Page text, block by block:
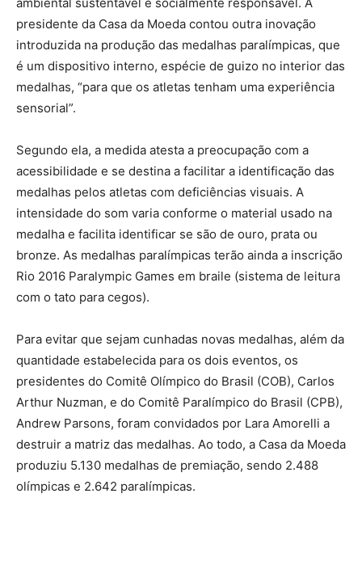
presidente da Casa da Moeda contou outra inovação
introduzida na produção das medalhas paralímpicas, que
é um dispositivo interno, espécie de guizo no interior das
medalhas, “para que os atletas tenham uma experiência
sensorial”.
Segundo ela, a medida atesta a preocupação com a
acessibilidade e se destina a facilitar a identificação das
medalhas pelos atletas com deficiências visuais. A
intensidade do som varia conforme o material usado na
medalha e facilita identificar se são de ouro, prata ou
bronze. As medalhas paralímpicas terão ainda a inscrição
Rio 2016 Paralympic Games em braile (sistema de leitura
com o tato para cegos).
Para evitar que sejam cunhadas novas medalhas, além da
quantidade estabelecida para os dois eventos, os
presidentes do Comitê Olímpico do Brasil (COB), Carlos
Arthur Nuzman, e do Comitê Paralímpico do Brasil (CPB),
Andrew Parsons, foram convidados por Lara Amorelli a
destruir a matriz das medalhas. Ao todo, a Casa da Moeda
produziu 5.130 medalhas de premiação, sendo 2.488
olímpicas e 2.642 paralímpicas.